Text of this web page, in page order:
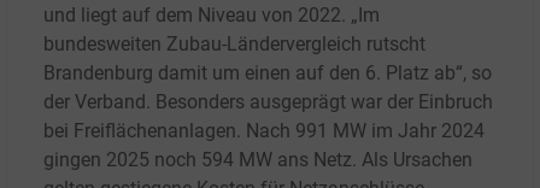
und liegt auf dem Niveau von 2022. „Im
bundesweiten Zubau-Ländervergleich rutscht
Brandenburg damit um einen auf den 6. Platz ab“, so
der Verband. Besonders ausgeprägt war der Einbruch
bei Freiflächenanlagen. Nach 991
MW im Jahr 2024
gingen 2025 noch 594 MW ans Netz. Als Ursachen